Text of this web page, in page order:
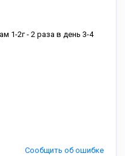
1-2г - 2 раза в день 3-4
Сообщить об ошибке